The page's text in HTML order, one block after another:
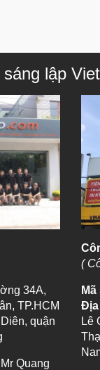
lập
34A,
TP.HCM
quận
Quang
(
Địa
Lê